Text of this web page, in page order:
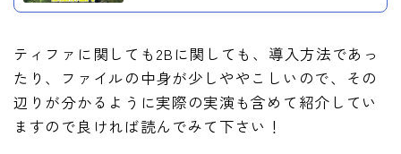
ティファに関しても2Bに関しても、導入方法であっ
たり、ファイルの中身が少しややこしいので、その
辺りが分かるように実際の実演も含めて紹介してい
ますので良ければ読んでみて下さい！